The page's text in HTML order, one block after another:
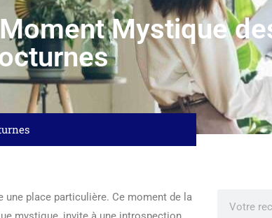
Mystique
place particulière. Ce moment de la